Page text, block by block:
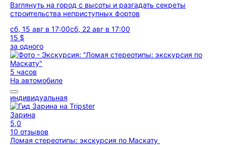
Взглянуть на город с высоты и разгадать секреты
строительства неприступных фортов
сб, 15 авг в 17:00сб, 22 авг в 17:00
15 $
за одного
5 часов
На автомобиле
индивидуальная
Зарина
5,0
10 отзывов
Ломая стереотипы: экскурсия по Маскату